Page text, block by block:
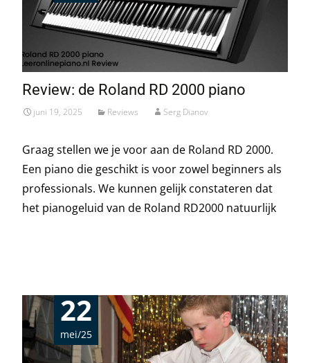
Review: de Roland RD 2000 piano
juni 19, 2025 Reviews Serg Dianov
Graag stellen we je voor aan de Roland RD 2000.
Een piano die geschikt is voor zowel beginners als
professionals. We kunnen gelijk constateren dat
het pianogeluid van de Roland RD2000 natuurlijk
22
mei/25